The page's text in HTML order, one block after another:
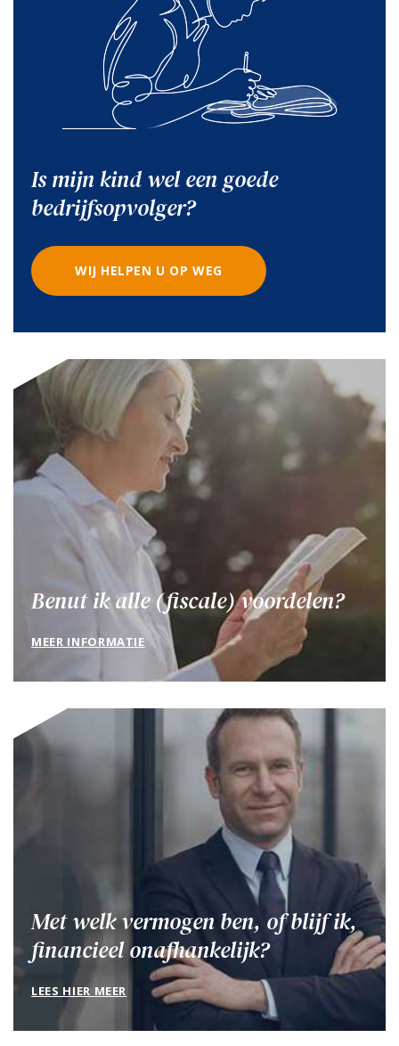
Is mijn kind wel een goede
bedrijfsopvolger?
WIJ HELPEN U OP WEG
Benut ik alle (fiscale) voordelen?
MEER INFORMATIE
Met welk vermogen ben, of blijf ik,
financieel onafhankelijk?
LEES HIER MEER